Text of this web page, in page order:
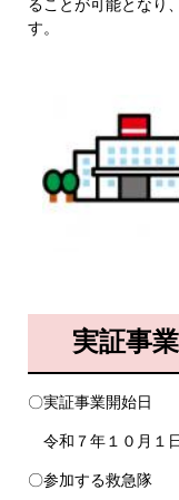
ることが可能となり
す。​
実証事
〇実証事業開始日
令和７年１０月１
〇参加する救急隊